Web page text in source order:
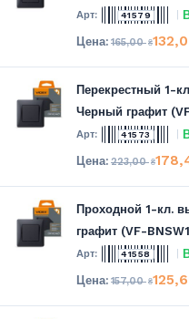
41579
165,00₴
Перекрестный 1-
Черный графит
41573
223,00₴
Проходной 1-кл.
графит (VF-
41558
157,00₴